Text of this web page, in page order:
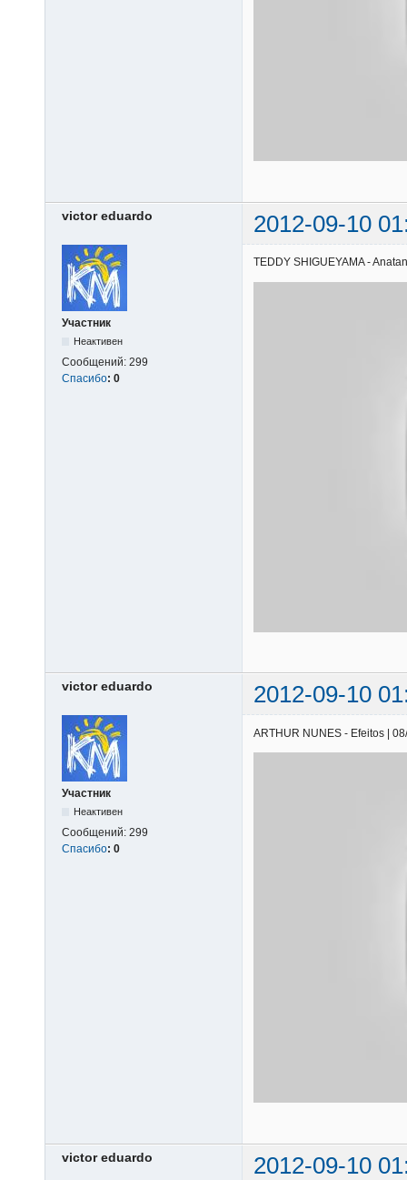
victor eduardo 2012-09-10
Участник
Неактивен
Сообщений: 299
Спасибо: 0
TEDDY SHIGUEYAMA -
victor eduardo 2012-09-10
Участник
Неактивен
Сообщений: 299
Спасибо: 0
ARTHUR NUNES - Efeitos |
victor eduardo 2012-09-10